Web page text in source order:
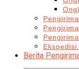
Berita